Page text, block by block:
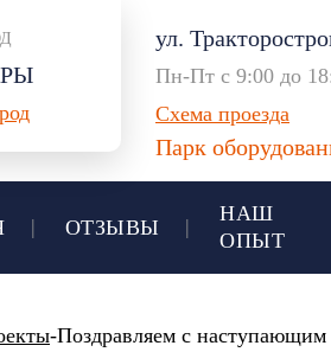
ул.
Пн-Пт с 9:00 до
Схема проезда
Парк
ОТЗЫВЫ
НАШ
ОПЫТ
-Поздравляем с